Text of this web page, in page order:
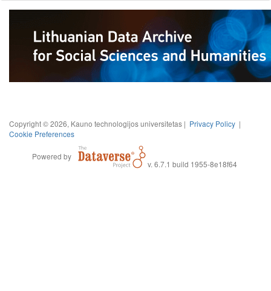
Copyright © 2026, Kauno technologijos universitetas | Privacy Policy |
Cookie Preferences
Powered by
v. 6.7.1 build 1955-8e18f64